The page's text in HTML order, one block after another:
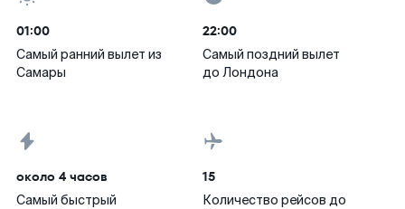
01:00
Самый ранний вылет из
Самары
22:00
Самый поздний вылет
до Лондона
около 4 часов
Самый быстрый
15
Количество рейсов до